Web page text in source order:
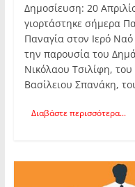
Δημοσίευση: 20
γιορτάστηκε σήμερα
Παναγία στον Ιερό
την παρουσία του
Νικόλαου Τσιλίφη,
Βασίλειου Σπανάκη,
Διαβάστε περισσότερα...